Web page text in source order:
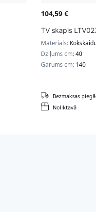
104,59 €
TV skapis
Materiāls:
Dziļums cm:40
Garums cm: 140
Noliktavā
Bezmaksas